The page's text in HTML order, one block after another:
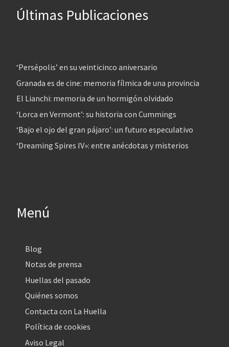
Últimas Publicaciones
‘Persépolis’ en su veinticinco aniversario
Granada es de cine: memoria fílmica de una provincia
El Lianchi: memoria de un hormigón olvidado
‘Lorca en Vermont’: su historia con Cummings
‘Bajo el ojo del gran pájaro’: un futuro especulativo
‘Dreaming Spires IV»: entre anécdotas y misterios
Menú
Blog
Notas de prensa
Huellas del pasado
Quiénes somos
Contacta con La Huella
Política de cookies
Aviso Legal